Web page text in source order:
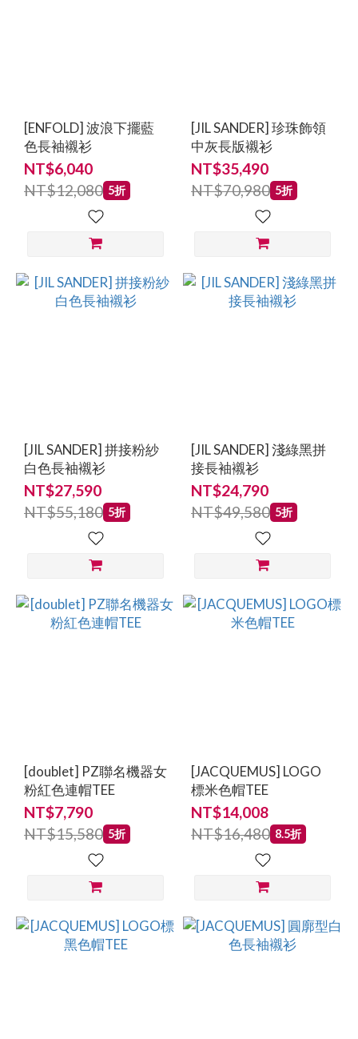
(4)
JUPE
by
(3)
價格
(NT$)
[ENFOLD] 波浪下擺藍
色長袖襯衫
NT$6,040
NT$12,080 5折
[JIL SANDER] 珍珠飾領
中灰長版襯衫
NT$35,490
NT$70,980 5折
[JIL SANDER] 拼接粉紗
白色長袖襯衫
NT$27,590
NT$55,180 5折
[JIL SANDER] 淺綠黑拼
接長袖襯衫
NT$24,790
NT$49,580 5折
[doublet] PZ聯名機器女
粉紅色連帽TEE
NT$7,790
NT$15,580 5折
[JACQUEMUS] LOGO
標米色帽TEE
NT$14,008
NT$16,480 8.5折